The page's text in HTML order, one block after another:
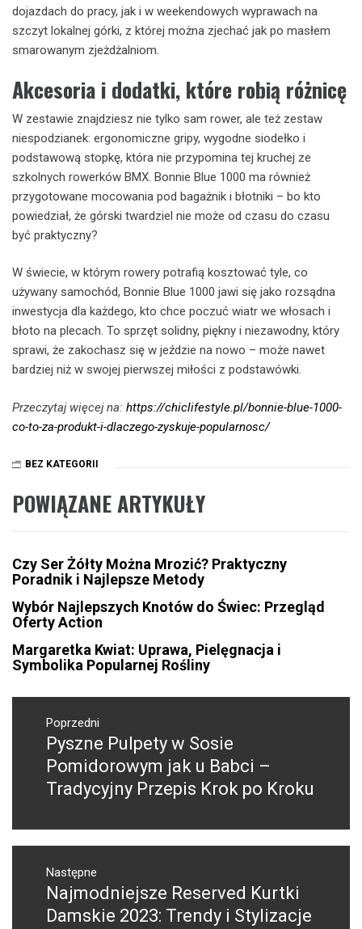
dojazdach do pracy, jak i w weekendowych wyprawach na
szczyt lokalnej górki, z której można zjechać jak po masłem
smarowanym zjeżdżalniom.
Akcesoria i dodatki, które robią różnicę
W zestawie znajdziesz nie tylko sam rower, ale też zestaw
niespodzianek: ergonomiczne gripy, wygodne siodełko i
podstawową stopkę, która nie przypomina tej kruchej ze
szkolnych rowerków BMX. Bonnie Blue 1000 ma również
przygotowane mocowania pod bagażnik i błotniki – bo kto
powiedział, że górski twardziel nie może od czasu do czasu
być praktyczny?
W świecie, w którym rowery potrafią kosztować tyle, co
używany samochód, Bonnie Blue 1000 jawi się jako rozsądna
inwestycja dla każdego, kto chce poczuć wiatr we włosach i
błoto na plecach. To sprzęt solidny, piękny i niezawodny, który
sprawi, że zakochasz się w jeździe na nowo – może nawet
bardziej niż w swojej pierwszej miłości z podstawówki.
Przeczytaj więcej na: https://chiclifestyle.pl/bonnie-blue-1000-
co-to-za-produkt-i-dlaczego-zyskuje-popularnosc/
BEZ KATEGORII
POWIĄZANE ARTYKUŁY
Czy Ser Żółty Można Mrozić? Praktyczny
Poradnik i Najlepsze Metody
Wybór Najlepszych Knotów do Świec: Przegląd
Oferty Action
Margaretka Kwiat: Uprawa, Pielęgnacja i
Symbolika Popularnej Rośliny
Nawigacja
wpisuPoprzedni
Poprzedni
wpis:
Pyszne Pulpety w Sosie
Pomidorowym jak u Babci –
Tradycyjny Przepis Krok po Kroku
Następne
Następny
post:
Najmodniejsze Reserved Kurtki
Damskie 2023: Trendy i Stylizacje